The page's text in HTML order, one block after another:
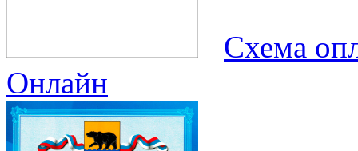
Схема
Онлайн